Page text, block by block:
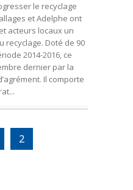
le recyclage
et Adelphe ont
acteurs locaux un
recyclage. Doté de 90
2014-2016, ce
dernier par la
Il comporte
2